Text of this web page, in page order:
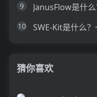
9
10
猜你喜欢